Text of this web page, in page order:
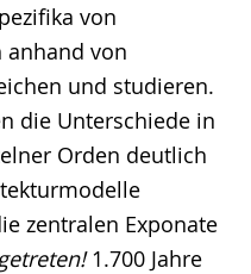
von
anhand von
und studieren.
die Unterschiede in
Orden deutlich
zentralen Exponate
1.700 Jahre